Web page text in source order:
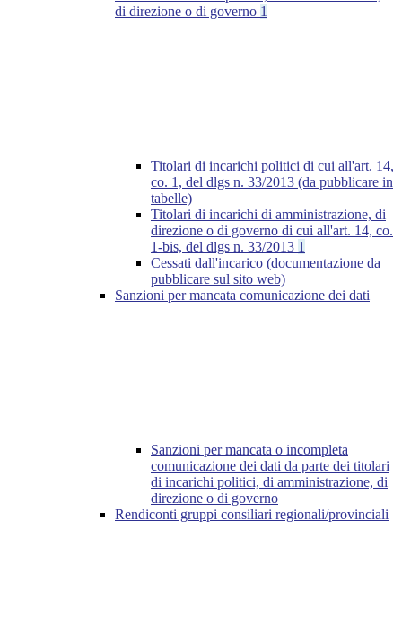
di direzione o di governo 1
Titolari di incarichi politici di cui all'art. 14,
co. 1, del dlgs n. 33/2013 (da pubblicare in
tabelle)
Titolari di incarichi di amministrazione, di
direzione o di governo di cui all'art. 14, co.
1-bis, del dlgs n. 33/2013 1
Cessati dall'incarico (documentazione da
pubblicare sul sito web)
Sanzioni per mancata comunicazione dei dati
Sanzioni per mancata o incompleta
comunicazione dei dati da parte dei titolari
di incarichi politici, di amministrazione, di
direzione o di governo
Rendiconti gruppi consiliari regionali/provinciali